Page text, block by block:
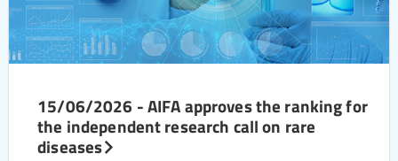
15/06/2026 - AIFA approves the ranking for
the independent research call on rare
diseases